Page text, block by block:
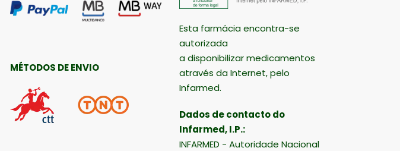
MÉTODOS DE ENVIO
Esta farmácia encontra-se
autorizada
a disponibilizar medicamentos
através da Internet, pelo
Infarmed.
Dados de contacto do
Infarmed, I.P.:
INFARMED - Autoridade Nacional